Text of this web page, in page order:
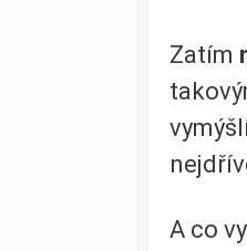
Zatím
A co